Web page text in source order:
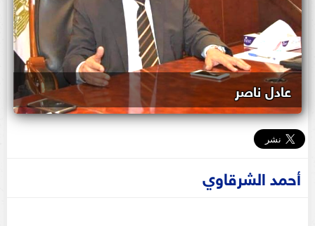
عادل ناصر
أحمد الشرقاوي